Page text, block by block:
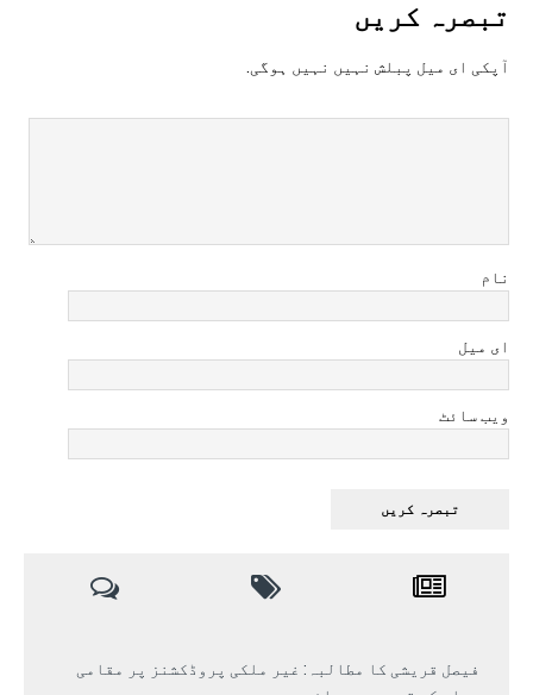
تبصرہ کريں
آپکی ای ميل پبلش نہيں نہيں ہوگی.
نام
ای میل
ویب سائٹ
فیصل قریشی کا مطالبہ: غیر ملکی پروڈکشنز پر مقامی